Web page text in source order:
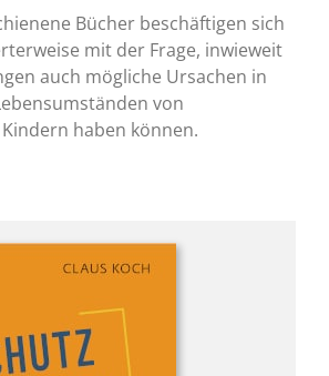
Bücher beschäftigen sich
mit der Frage, inwieweit
auch mögliche Ursachen in
von
haben können.